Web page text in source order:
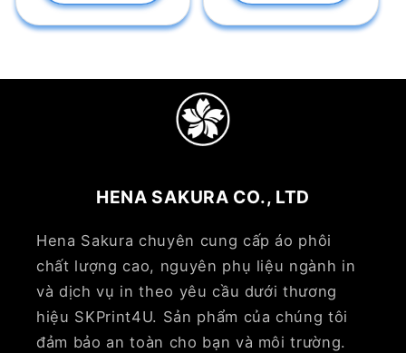
HENA SAKURA CO., LTD
Hena Sakura chuyên cung cấp áo phôi
chất lượng cao, nguyên phụ liệu ngành in
và dịch vụ in theo yêu cầu dưới thương
hiệu SKPrint4U. Sản phẩm của chúng tôi
đảm bảo an toàn cho bạn và môi trường.